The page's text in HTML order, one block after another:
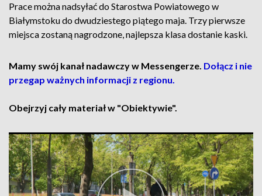
Prace można nadsyłać do Starostwa Powiatowego w
Białymstoku do dwudziestego piątego maja. Trzy pierwsze
miejsca zostaną nagrodzone, najlepsza klasa dostanie kaski.
Mamy swój kanał nadawczy w Messengerze. Dołącz i nie
przegap ważnych informacji z regionu.
Obejrzyj cały materiał w "Obiektywie".